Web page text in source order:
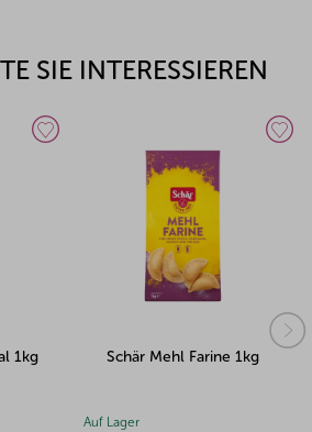
SIE INTERESSIEREN
1kg Schär Mehl Farine 1kg
Auf Lager